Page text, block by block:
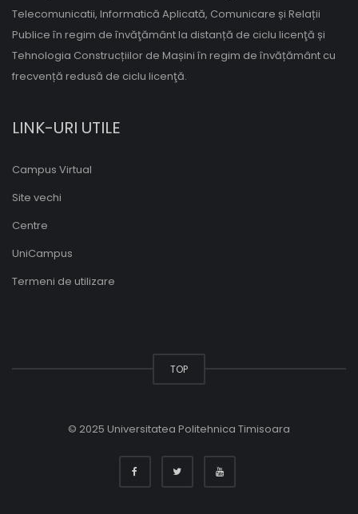
Telecomunicatii, Informatică Aplicată, Comunicare și Relații
Publice în regim de învăţământ la distanță de ciclu licenţă și
Tehnologia Construcțiilor de Mașini în regim de învățământ cu
frecvență redusă de ciclu licenţă.
LINK-URI UTILE
Campus Virtual
Site vechi
Centre
UniCampus
Termeni de utilizare
TOP
© 2025 Universitatea Politehnica Timisoara